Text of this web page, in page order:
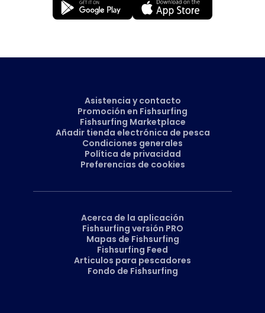
Asistencia y contacto
Promoción en Fishsurfing
Fishsurfing Marketplace
Añadir tienda electrónica de pesca
Condiciones generales
Política de privacidad
Preferencias de cookies
Acerca de la aplicación
Fishsurfing versión PRO
Mapas de Fishsurfing
Fishsurfing Feed
Articulos para pescadores
Fondo de Fishsurfing